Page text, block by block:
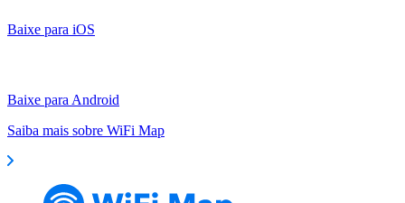
Baixe para iOS
Baixe para Android
Saiba mais sobre WiFi Map